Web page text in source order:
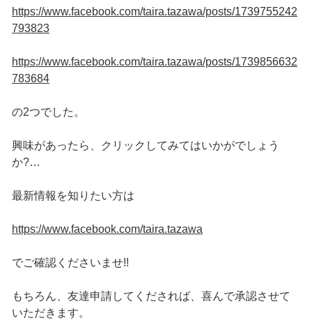
https://www.facebook.com/taira.tazawa/posts/1739755242
793823
https://www.facebook.com/taira.tazawa/posts/1739856632
783684
の2つでした。
興味があったら、クリックしてみてはいかがでしょう
か?…
最新情報を知りたい方は
https://www.facebook.com/taira.tazawa
でご確認くださいませ!!
もちろん、友達申請してくだされば、喜んで承認させて
いただきます。